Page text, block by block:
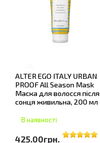
ALTER EGO ITALY URBAN
PROOF All Season Mask
Маска для волосся після
сонця живильна, 200 мл
В наявності
425.00грн.